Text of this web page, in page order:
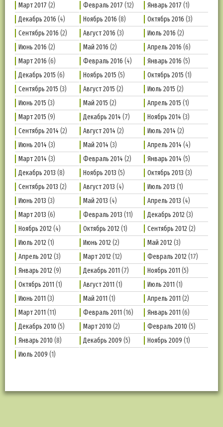
Март 2017 (2) Февраль 2017 (12) Январь 2017 (1)
Декабрь 2016 (4) Ноябрь 2016 (8) Октябрь 2016 (3)
Сентябрь 2016 (2) Август 2016 (3) Июль 2016 (2)
Июнь 2016 (2) Май 2016 (2) Апрель 2016 (6)
Март 2016 (6) Февраль 2016 (4) Январь 2016 (5)
Декабрь 2015 (6) Ноябрь 2015 (5) Октябрь 2015 (1)
Сентябрь 2015 (3) Август 2015 (2) Июль 2015 (2)
Июнь 2015 (3) Май 2015 (2) Апрель 2015 (1)
Март 2015 (9) Декабрь 2014 (7) Ноябрь 2014 (3)
Сентябрь 2014 (2) Август 2014 (2) Июль 2014 (2)
Июнь 2014 (3) Май 2014 (3) Апрель 2014 (4)
Март 2014 (3) Февраль 2014 (2) Январь 2014 (5)
Декабрь 2013 (8) Ноябрь 2013 (5) Октябрь 2013 (3)
Сентябрь 2013 (2) Август 2013 (4) Июль 2013 (1)
Июнь 2013 (3) Май 2013 (4) Апрель 2013 (4)
Март 2013 (6) Февраль 2013 (11) Декабрь 2012(3)
Ноябрь 2012(4) Октябрь 2012(1) Сентябрь 2012(2)
Июль 2012(1) Июнь 2012(2) Май 2012(3)
Апрель 2012(3) Март 2012(12) Февраль 2012(17)
Январь 2012(9) Декабрь 2011 (7) Ноябрь 2011 (5)
Октябрь 2011 (1) Август 2011 (1) Июль 2011 (1)
Июнь 2011 (3) Май 2011 (1) Апрель 2011 (2)
Март 2011 (11) Февраль 2011 (16) Январь 2011 (6)
Декабрь 2010 (5) Март 2010 (2) Февраль 2010 (5)
Январь 2010 (8) Декабрь 2009 (5) Ноябрь 2009 (1)
Июль 2009 (1)